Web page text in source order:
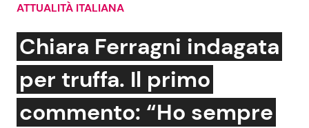
Cerca:
News e Cronaca
Attualità Italiana
Gossip e TV
Bellezze VIP
ATTUALITÀ ITALIANA
Chiara Ferragni indagata
per truffa. Il primo
commento: “Ho sempre